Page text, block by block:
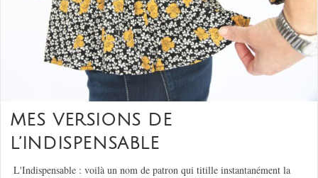
MES VERSIONS DE
L’INDISPENSABLE
L'Indispensable : voilà un nom de patron qui titille instantanément la